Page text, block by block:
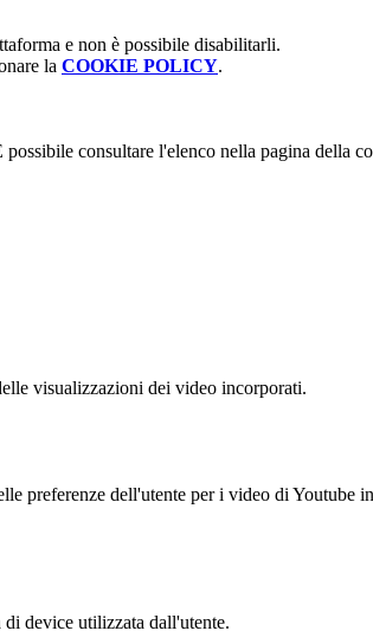
e non è possibile disabilitarli.
la COOKIE POLICY.
consultare l'elenco nella pagina della
visualizzazioni dei video incorporati.
preferenze dell'utente per i video di
device utilizzata dall'utente.